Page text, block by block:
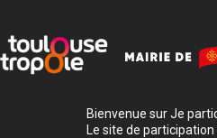
Bienvenue sur Je
Le site de